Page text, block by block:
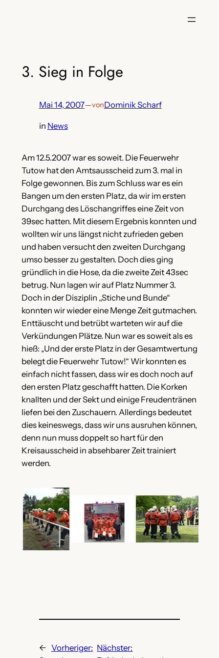
3. Sieg in Folge
Mai 14, 2007—vonDominik Scharf
in News
Am 12.5.2007 war es soweit. Die Feuerwehr
Tutow hat den Amtsausscheid zum 3. mal in
Folge gewonnen. Bis zum Schluss war es ein
Bangen um den ersten Platz, da wir im ersten
Durchgang des Löschangriffes eine Zeit von
39sec hatten. Mit diesem Ergebnis konnten und
wollten wir uns längst nicht zufrieden geben
und haben versucht den zweiten Durchgang
umso besser zu gestalten. Doch dies ging
gründlich in die Hose, da die zweite Zeit 43sec
betrug. Nun lagen wir auf Platz Nummer 3.
Doch in der Disziplin ,,Stiche und Bunde“
konnten wir wieder eine Menge Zeit gutmachen.
Enttäuscht und betrübt warteten wir auf die
Verkündungen Plätze. Nun war es soweit als es
hieß: „Und der erste Platz in der Gesamtwertung
belegt die Feuerwehr Tutow!“ Wir konnten es
einfach nicht fassen, dass wir es doch noch auf
den ersten Platz geschafft hatten. Die Korken
knallten und der Sekt und einige Freudentränen
liefen bei den Zuschauern. Allerdings bedeutet
dies keineswegs, dass wir uns ausruhen können,
denn nun muss doppelt so hart für den
Kreisausscheid in absehbarer Zeit trainiert
werden.
← Vorheriger: Nächster: